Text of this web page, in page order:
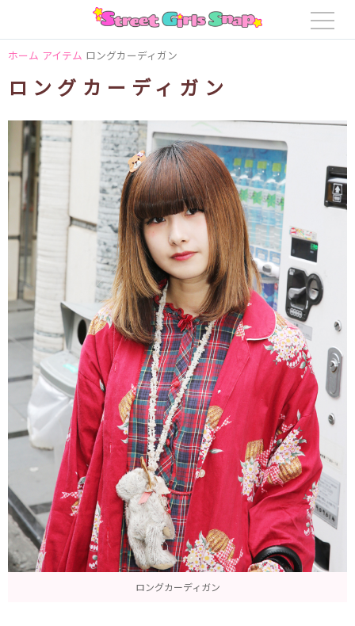
ホーム アイテム ロングカーディガン
ロングカーディガン
ロングカーディガン